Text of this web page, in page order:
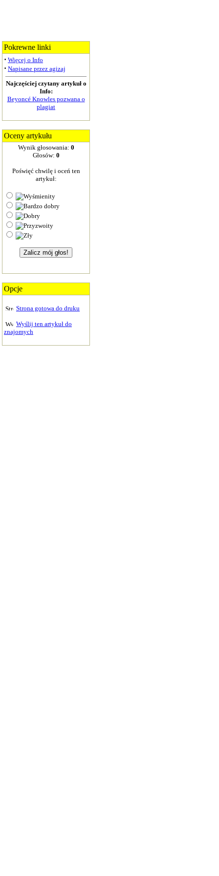
Pokrewne linki
· Więcej o Info
· Napisane przez agizaj
Najczęściej czytany artykuł o
Info:
Beyoncé Knowles pozwana o
plagiat
Oceny artykułu
Wynik głosowania: 0
Głosów: 0
Poświęć chwilę i oceń ten
artykuł:
Opcje
Strona gotowa do druku
Wyślij ten artykuł do
znajomych